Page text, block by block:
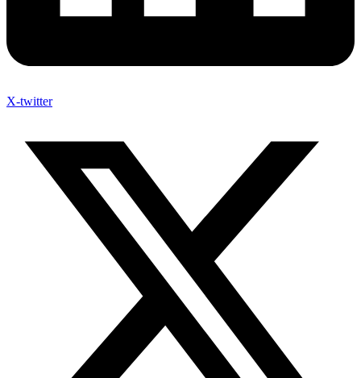
X-twitter